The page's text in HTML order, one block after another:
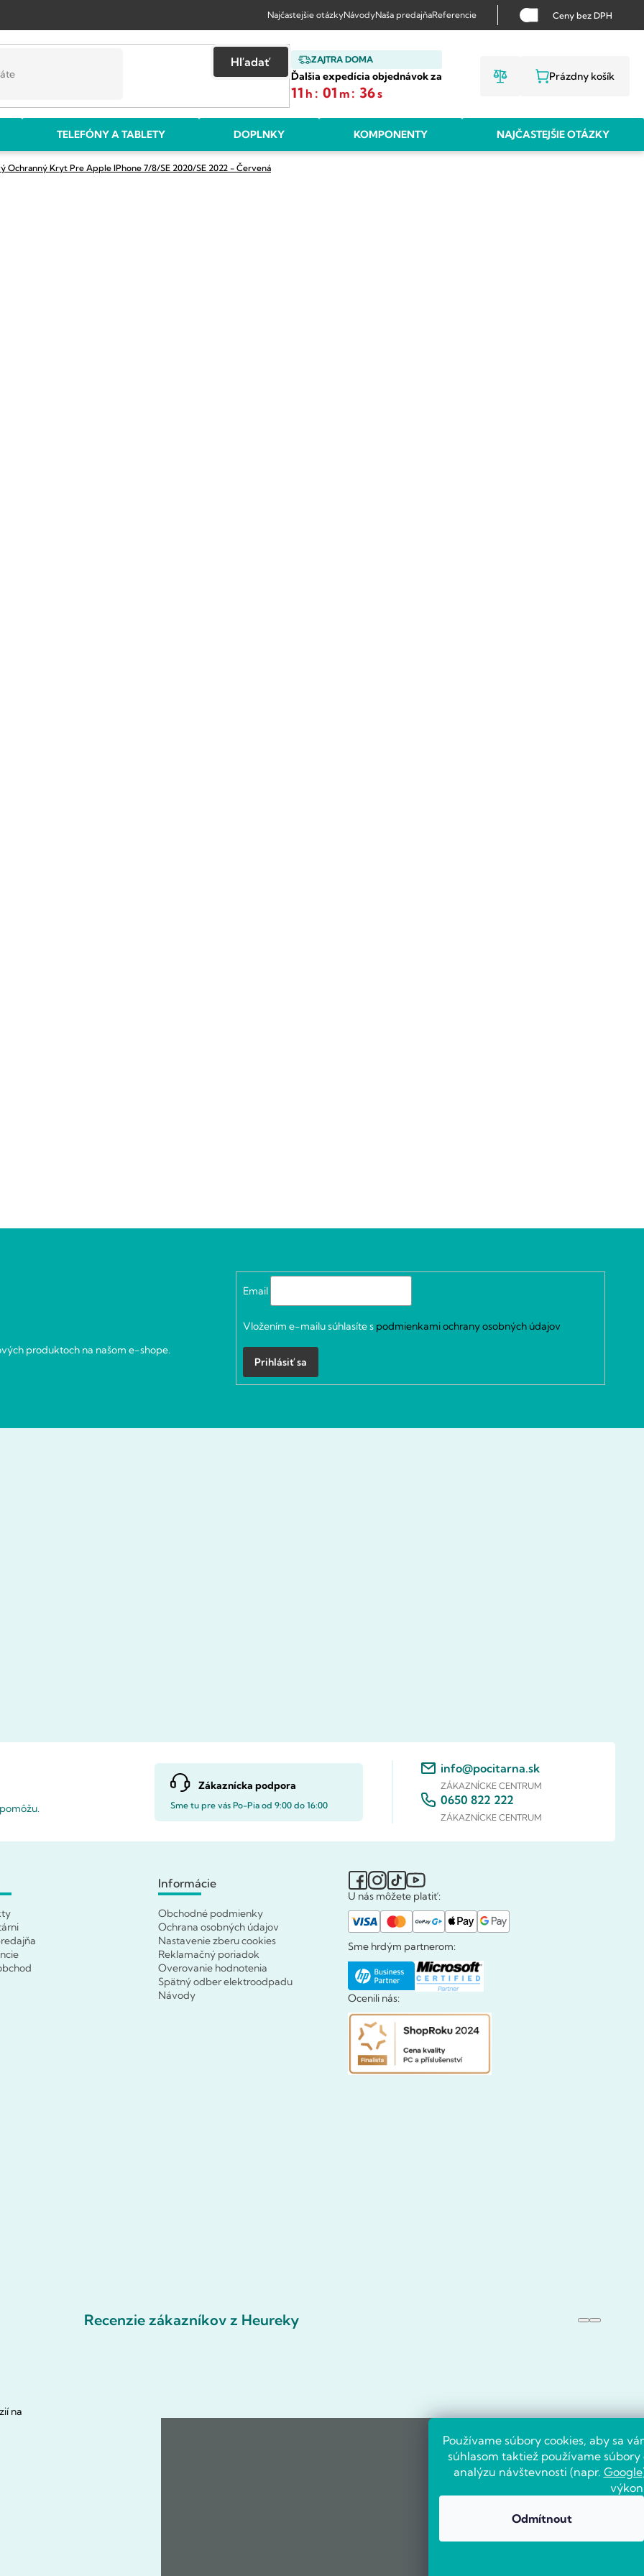
Používame súbory cookies, aby sa
súhlasom taktiež používame
analýzu návštevnosti (napr. Google
Odmítnout
Najčastejšie otázkyNávodyNaša predajňaReferencie Ceny bez DPH
ZAJTRA DOMA
Ďalšia expedícia objednávok za
11 h : 01 m : 35s
Hľadať
NÁKUPNÝ
Prázdny košík
TELEFÓNY A TABLETY DOPLNKY KOMPONENTY NAJČASTEJŠIE OTÁZKY
Ochranný Kryt Pre Apple IPhone 7/8/SE 2020/SE 2022 - Červená
produktoch na našom e-shope.
Email
Vložením e-mailu súhlasíte s podmienkami ochrany osobných údajov
Prihlásiť sa
Zákaznícka podpora
Sme tu pre vás Po-Pia od 9:00 do 16:00
info@pocitarna.sk
ZÁKAZNÍCKE CENTRUM
0650 822 222
ZÁKAZNÍCKE CENTRUM
Informácie
Obchodné podmienky
Ochrana osobných údajov
Nastavenie zberu cookies
Reklamačný poriadok
Overovanie hodnotenia
Spätný odber elektroodpadu
Návody
U nás môžete platiť:
Sme hrdým partnerom:
Ocenili nás:
na
Recenzie zákazníkov z Heureky